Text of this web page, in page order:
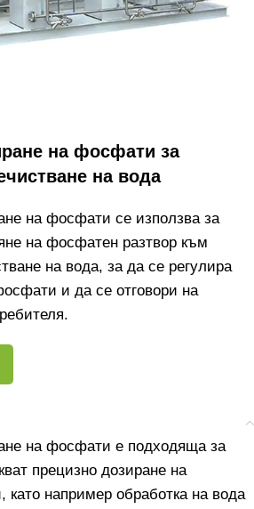
на фосфати за
на вода
на фосфати се използва за
на фосфатен разтвор към
на вода, за да се регулира
и да се отговори на
на фосфати е подходяща за
прецизно дозиране на
например обработка на вода